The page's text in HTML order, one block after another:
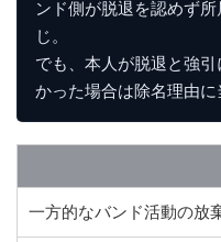
ンド側が脱退を認めず
じ。
でも、本人が脱退と強
かった場合は除名理由に
一方的なバンド活動の放